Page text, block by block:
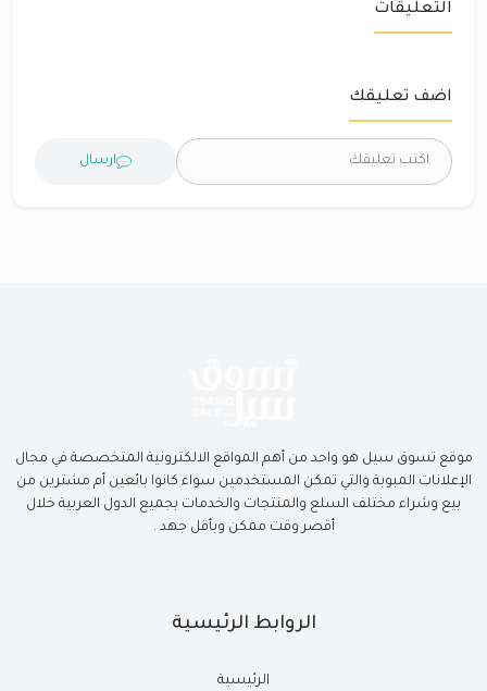
التعليقات
اضف تعليقك
ارسال
موقع تسوق سيل هو واحد من أهم المواقع الالكترونية المتخصصة في مجال
الإعلانات المبوبة والتي تمكن المستخدمين سواء كانوا بائعين أم مشترين من
بيع وشراء مختلف السلع والمنتجات والخدمات بجميع الدول العربية خلال
أقصر وقت ممكن وبأقل جهد .
الروابط الرئيسية
الرئيسية